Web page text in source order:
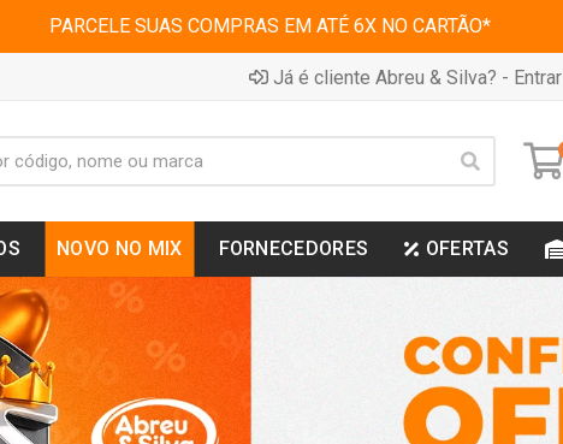
PARCELE SUAS COMPRAS EM ATÉ 6X NO CARTÃO*
Já é cliente Abreu & Silva? - Entrar
NOVO NO MIX FORNECEDORES OFERTAS